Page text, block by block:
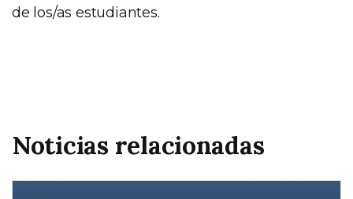
de los/as estudiantes.
Noticias relacionadas